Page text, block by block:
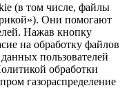
(в том числе, файлы
Они помогают
Нажав кнопку
на обработку файлов
пользователей
обработки
газораспределение